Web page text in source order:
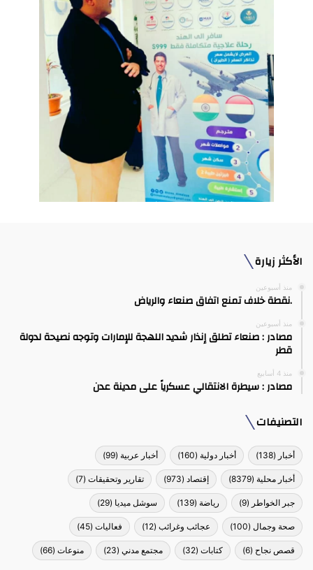
الأكثر زيارة
منذ أسبوعين
.نقطة خلاف تمنع اتفاق صنعاء والرياض
منذ أسبوعين
مصادر : صنعاء تطلق إنذار شديد اللهجة للإمارات وتوجه نصيحة لدولة
قطر
منذ 4 أسابيع
مصادر : سيطرة الانتقالي عسكرياً على مدينة عدن
التصنيفات
أخبار (138) أخبار دولية (160) أخبار عربية (99)
أخبار محلية (8379) إقتصاد (973) تقارير وتحقيقات (7)
جبر الخواطر (9) رياضة (139) سوشل ميديا (29)
صحة وجمال (100) عجائب وغرائب (12) فعاليات (45)
قصص نجاح (6) كتابات (32) مجتمع مدني (23) منوعات (66)